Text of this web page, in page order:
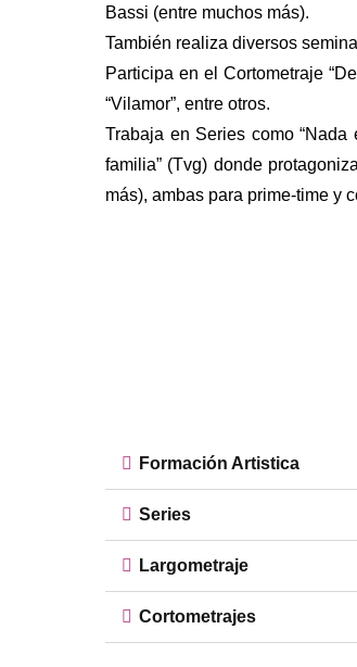
Bassi (entre muchos más).
También realiza diversos
Participa en el Cortometraje
“Vilamor”, entre otros.
Trabaja en Series como “Nada
familia” (Tvg) donde
más), ambas para prime-time y
Formación Artistica
Series
Largometraje
Cortometrajes